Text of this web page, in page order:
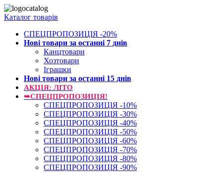
Каталог товарів
СПЕЦПРОПОЗИЦІЯ -20%
Нові товари за останнi 7 днiв
Канцтовари
Хозтовари
Іграшки
Нові товари за останнi 15 днiв
АКЦІЯ: ЛІТО
➥СПЕЦПРОПОЗИЦІЯ!
СПЕЦПРОПОЗИЦІЯ -10%
СПЕЦПРОПОЗИЦІЯ -30%
СПЕЦПРОПОЗИЦІЯ -40%
СПЕЦПРОПОЗИЦІЯ -50%
СПЕЦПРОПОЗИЦІЯ -60%
СПЕЦПРОПОЗИЦІЯ -70%
СПЕЦПРОПОЗИЦІЯ -80%
СПЕЦПРОПОЗИЦІЯ -90%